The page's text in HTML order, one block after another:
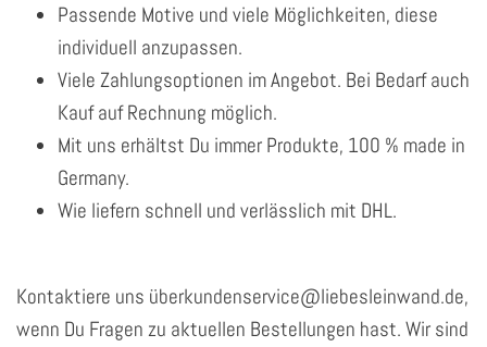
Passende Motive und viele Möglichkeiten, diese
individuell anzupassen.
Viele Zahlungsoptionen im Angebot. Bei Bedarf auch
Kauf auf Rechnung möglich.
Mit uns erhältst Du immer Produkte, 100 % made in
Germany.
Wie liefern schnell und verlässlich mit DHL.
Kontaktiere uns überkundenservice@liebesleinwand.de,
wenn Du Fragen zu aktuellen Bestellungen hast. Wir sind